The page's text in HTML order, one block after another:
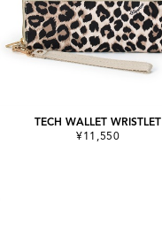
TECH WALLET WRISTLET
¥11,550